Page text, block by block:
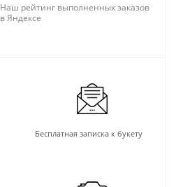
Наш рейтинг выполненных заказов
в Яндексе
Бесплатная записка к букету